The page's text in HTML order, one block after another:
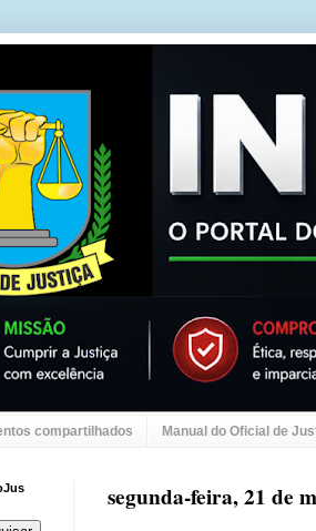
compartilhados Manual do Oficial de
segunda-feira, 21 de